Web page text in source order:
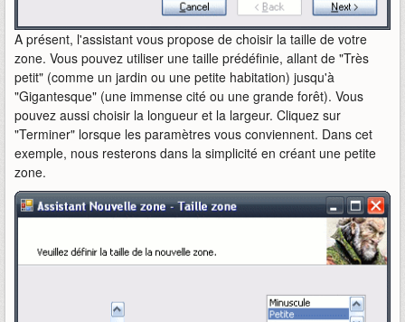
A présent, l'assistant vous propose de choisir la taille de votre
zone. Vous pouvez utiliser une taille prédéfinie, allant de "Très
petit" (comme un jardin ou une petite habitation) jusqu'à
"Gigantesque" (une immense cité ou une grande forêt). Vous
pouvez aussi choisir la longueur et la largeur. Cliquez sur
"Terminer" lorsque les paramètres vous conviennent. Dans cet
exemple, nous resterons dans la simplicité en créant une petite
zone.